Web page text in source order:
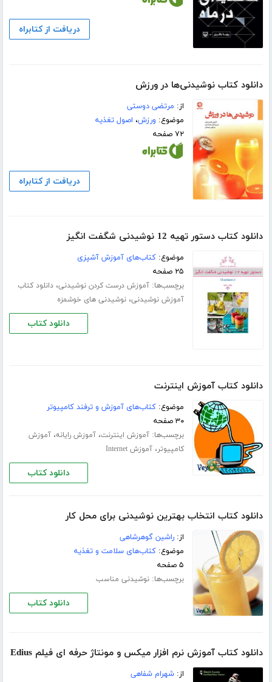
دریافت از کتابراه
دانلود کتاب نوشیدنی‌ها در ورزش
از: مرتضی دوستی
موضوع: ورزش، اصول تغذیه
۷۲ صفحه
دریافت از کتابراه
دانلود کتاب دستور تهیه 12 نوشیدنی شگفت انگیز
موضوع:کتاب‌های آموزش آشپزی
۲۵ صفحه
برچسب‌ها:آموزش درست کردن نوشیدنی،دانلود کتاب
آموزش نوشیدنی،نوشیدنی های خوشمزه
دانلود کتاب
دانلود کتاب آموزش اینترنت
موضوع:کتاب‌های آموزش و ترفند کامپیوتر
۳۰ صفحه
برچسب‌ها:آموزش اینترنت،آموزش رایانه،آموزش
کامپیوتر،آموزش Internet
دانلود کتاب
دانلود کتاب انتخاب بهترین نوشیدنی برای محل کار
از:راشین گوهرشاهی
موضوع:کتاب‌های سلامت و تغذیه
۵ صفحه
برچسب‌ها:نوشیدنی مناسب
دانلود کتاب
دانلود کتاب آموزش نرم افزار میکس و مونتاژ حرفه ای فیلم Edius
از:شهرام شفاهی